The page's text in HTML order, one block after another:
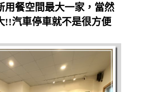
用餐空間最大一家，當然
!!汽車停車就不是很方便